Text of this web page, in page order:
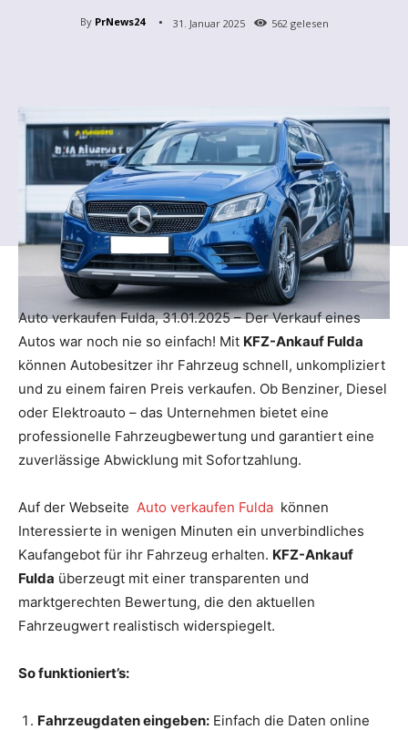
By PrNews24 31. Januar 2025 562 gelesen
Auto verkaufen Fulda, 31.01.2025 – Der Verkauf eines
Autos war noch nie so einfach! Mit KFZ-Ankauf Fulda
können Autobesitzer ihr Fahrzeug schnell, unkompliziert
und zu einem fairen Preis verkaufen. Ob Benziner, Diesel
oder Elektroauto – das Unternehmen bietet eine
professionelle Fahrzeugbewertung und garantiert eine
zuverlässige Abwicklung mit Sofortzahlung.
Auf der Webseite Auto verkaufen Fulda können
Interessierte in wenigen Minuten ein unverbindliches
Kaufangebot für ihr Fahrzeug erhalten. KFZ-Ankauf
Fulda überzeugt mit einer transparenten und
marktgerechten Bewertung, die den aktuellen
Fahrzeugwert realistisch widerspiegelt.
So funktioniert’s:
Fahrzeugdaten eingeben: Einfach die Daten online